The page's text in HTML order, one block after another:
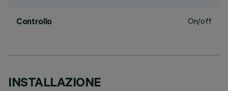
Controllo On/off
INSTALLAZIONE